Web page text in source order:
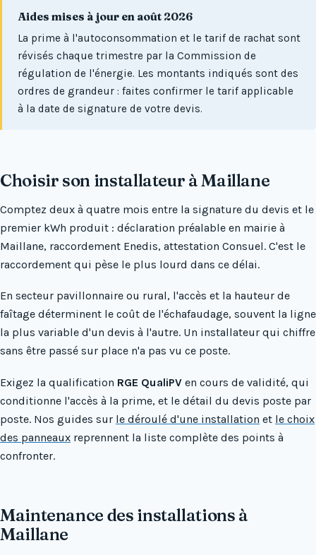
Aides mises à jour en août 2026
La prime à l'autoconsommation et le tarif de rachat sont
révisés chaque trimestre par la Commission de
régulation de l'énergie. Les montants indiqués sont des
ordres de grandeur : faites confirmer le tarif applicable
à la date de signature de votre devis.
Choisir son installateur à Maillane
Comptez deux à quatre mois entre la signature du devis et le
premier kWh produit : déclaration préalable en mairie à
Maillane, raccordement Enedis, attestation Consuel. C'est le
raccordement qui pèse le plus lourd dans ce délai.
En secteur pavillonnaire ou rural, l'accès et la hauteur de
faîtage déterminent le coût de l'échafaudage, souvent la ligne
la plus variable d'un devis à l'autre. Un installateur qui chiffre
sans être passé sur place n'a pas vu ce poste.
Exigez la qualification RGE QualiPV en cours de validité, qui
conditionne l'accès à la prime, et le détail du devis poste par
poste. Nos guides sur le déroulé d'une installation et le choix
des panneaux reprennent la liste complète des points à
confronter.
Maintenance des installations à
Maillane